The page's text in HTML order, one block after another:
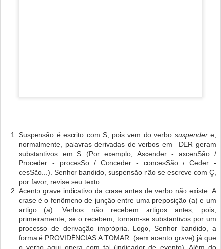
Suspensão é escrito com S, pois vem do verbo suspendere,
normalmente, palavras derivadas de verbos em –DER geram
substantivos em S (Por exemplo, Ascender - ascenSão /
Proceder - procesSo / Conceder - concesSão / Ceder -
cesSão...). Senhor bandido, suspensão não se escreve com Ç,
por favor, revise seu texto.
Acento grave indicativo da crase antes de verbo não existe. A
crase é o fenômeno de junção entre uma preposição (a) e um
artigo (a). Verbos não recebem artigos antes, pois,
primeiramente, se o recebem, tornam-se substantivos por um
processo de derivação imprópria. Logo, Senhor bandido, a
forma é PROVIDÊNCIAS A TOMAR. (sem acento grave) já que
o verbo aqui opera com tal (indicador de evento). Além do